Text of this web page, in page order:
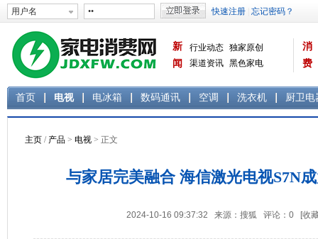
新
闻
行业动态 独家原创
渠道资讯 黑色家电
消
费
首页 电视 电冰箱 数码通讯 空调 洗衣机 厨卫电
主页 / 产品 > 电视 > 正文
与家居完美融合 海信激光电视S7N
2024-10-16 09:37:32 来源：搜狐 评论： 0 [收